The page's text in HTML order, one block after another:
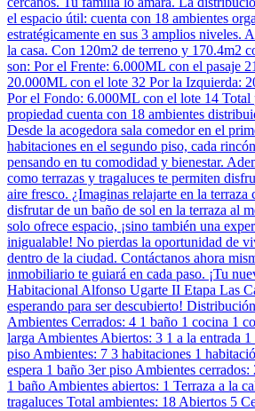
el espacio útil: cuenta con 18 ambientes
estratégicamente en sus 3 amplios niveles.
la casa. Con 120m2 de terreno y 170.4m2
son: Por el Frente: 6.000ML con el pasaje
20.000ML con el lote 32 Por la Izquierda:
Por el Fondo: 6.000ML con el lote 14 Total
propiedad cuenta con 18 ambientes
Desde la acogedora sala comedor en el
habitaciones en el segundo piso, cada
pensando en tu comodidad y bienestar.
como terrazas y tragaluces te permiten
aire fresco. ¿Imaginas relajarte en la terraza
disfrutar de un baño de sol en la terraza al
solo ofrece espacio, ¡sino también una
inigualable! No pierdas la oportunidad de
dentro de la ciudad. Contáctanos ahora
inmobiliario te guiará en cada paso. ¡Tu
Habitacional Alfonso Ugarte II Etapa Las
esperando para ser descubierto!
Ambientes Cerrados: 4 1 baño 1 cocina 1
larga Ambientes Abiertos: 3 1 a la entrada
piso Ambientes: 7 3 habitaciones 1
espera 1 baño 3er piso Ambientes
1 baño Ambientes abiertos: 1 Terraza a la
tragaluces Total ambientes: 18 Abiertos 5